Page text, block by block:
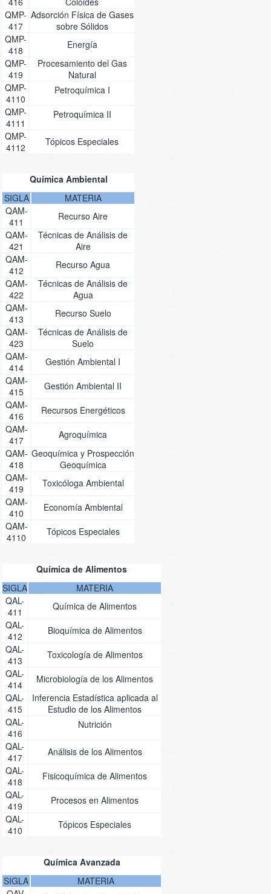
QMP-
417
Adsorción Física de Gases
sobre Sólidos
QMP-
418
Energía
QMP-
419
Procesamiento del Gas
Natural
QMP-
4110
Petroquímica I
QMP-
4111
Petroquímica II
QMP-
4112
Tópicos Especiales
Química Ambiental
SIGLA
MATERIA
QAM-
411
Recurso Aire
QAM-
421
Técnicas de Análisis de
Aire
QAM-
412
Recurso Agua
QAM-
422
Técnicas de Análisis de
Agua
QAM-
413
Recurso Suelo
QAM-
423
Técnicas de Análisis de
Suelo
QAM-
414
Gestión Ambiental I
QAM-
415
Gestión Ambiental II
QAM-
416
Recursos Energéticos
QAM-
417
Agroquímica
QAM-
418
Geoquímica y Prospección
Geoquímica
QAM-
419
Toxicóloga Ambiental
QAM-
410
Economía Ambiental
QAM-
4110
Tópicos Especiales
Química de Alimentos
SIGLA
MATERIA
QAL-
411
Química de Alimentos
QAL-
412
Bioquímica de Alimentos
QAL-
413
Toxicología de Alimentos
QAL-
414
Microbiología de los Alimentos
QAL-
415
Inferencia Estadística aplicada al
Estudio de los Alimentos
QAL-
416
Nutrición
QAL-
417
Análisis de los Alimentos
QAL-
418
Fisicoquímica de Alimentos
QAL-
419
Procesos en Alimentos
QAL-
410
Tópicos Especiales
Química Avanzada
SIGLA
MATERIA